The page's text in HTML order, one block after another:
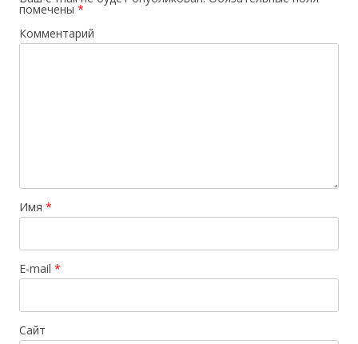
помечены *
Комментарий
Имя *
E-mail *
Сайт